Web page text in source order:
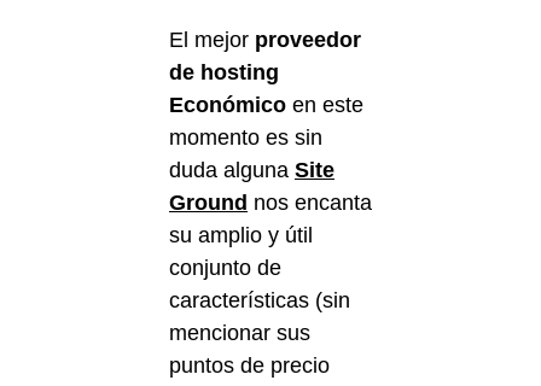
El mejor proveedor
de hosting
Económico en este
momento es sin
duda alguna Site
Ground nos encanta
su amplio y útil
conjunto de
características (sin
mencionar sus
puntos de precio